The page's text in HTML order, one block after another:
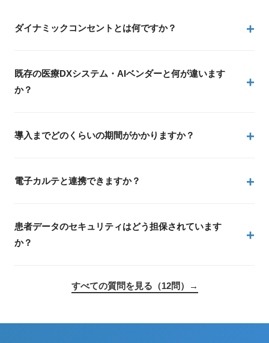
ダイナミックコンセントとは何ですか？
既存の医療DXシステム・AIベンダーと何が違います
か？
導入までどのくらいの期間がかかりますか？
電子カルテと連携できますか？
患者データのセキュリティはどう担保されています
か？
すべての質問を見る（12問）→